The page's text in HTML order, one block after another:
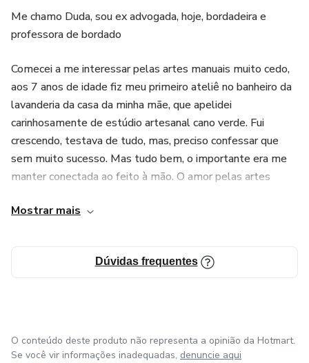
Me chamo Duda, sou ex advogada, hoje, bordadeira e
professora de bordado
Comecei a me interessar pelas artes manuais muito cedo,
aos 7 anos de idade fiz meu primeiro ateliê no banheiro da
lavanderia da casa da minha mãe, que apelidei
carinhosamente de estúdio artesanal cano verde. Fui
crescendo, testava de tudo, mas, preciso confessar que
sem muito sucesso. Mas tudo bem, o importante era me
manter conectada ao feito à mão. O amor pelas artes
apareceu, os sonhos de criança foram sendo soterrados,
Em 2020 resolvi pegar nas agulhas pela primeira vez,
alguma coisa mudou ali no instante que vi as linhas criando
paixão de uma criança de 7 anos que sonhava ser possível
viver da arte. Inspirada na natureza, criei o Vem cá bordar
Mostrar mais
Dúvidas frequentes
O conteúdo deste produto não representa a opinião da Hotmart.
Se você vir informações inadequadas, denuncie aqui